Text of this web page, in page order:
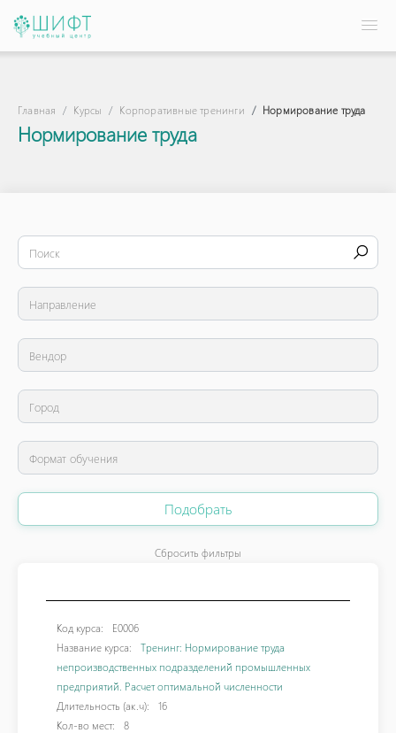
Главная Курсы Корпоративные тренинги Нормирование труда
Нормирование труда
Подобрать
Сбросить фильтры
Код курса:
E0006
Название курса:
Тренинг: Нормирование труда
непроизводственных подразделений промышленных
предприятий. Расчет оптимальной численности
Длительность (ак.ч):
16
Кол-во мест:
8